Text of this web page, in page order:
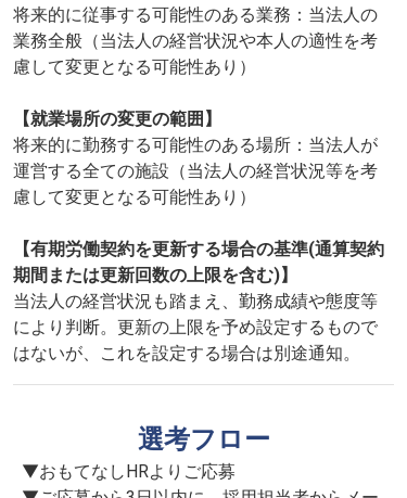
将来的に従事する可能性のある業務：当法人の
業務全般（当法人の経営状況や本人の適性を考
慮して変更となる可能性あり）
【就業場所の変更の範囲】
将来的に勤務する可能性のある場所：当法人が
運営する全ての施設（当法人の経営状況等を考
慮して変更となる可能性あり）
【有期労働契約を更新する場合の基準(通算契約
期間または更新回数の上限を含む)】
当法人の経営状況も踏まえ、勤務成績や態度等
により判断。更新の上限を予め設定するもので
はないが、これを設定する場合は別途通知。
選考フロー
▼おもてなしHRよりご応募